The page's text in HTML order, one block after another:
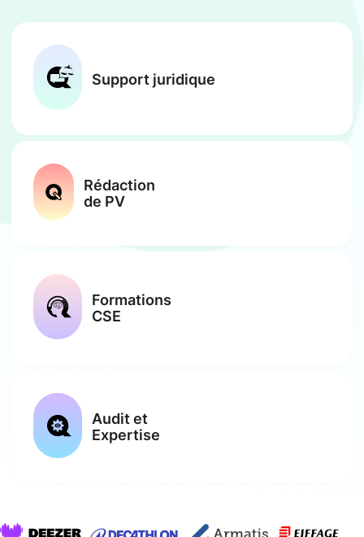
Support juridique
Rédaction
de PV
Formations
CSE
Audit et
Expertise